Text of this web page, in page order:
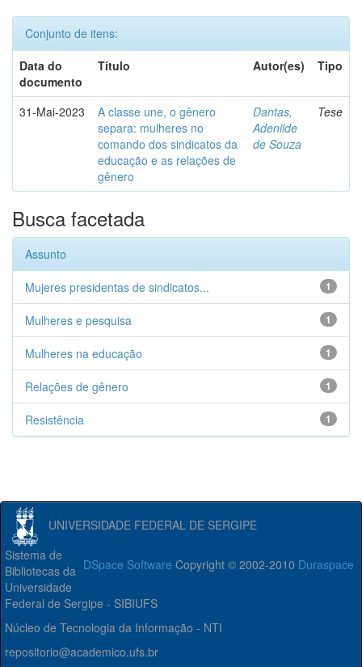
Conjunto de itens:
Data do
documento
Título Autor(es) Tipo
31-Mai-2023
A classe une, o gênero
separa: mulheres no
comando dos sindicatos da
educação e as relações de
gênero
Dantas,
Adenilde
de Souza
Tese
Busca facetada
Assunto
1
Mujeres presidentas de sindicatos...
1
Mulheres e pesquisa
1
Mulheres na educação
1
Relações de gênero
1
Resistência
UNIVERSIDADE FEDERAL DE SERGIPE
DSpace Software Copyright © 2002-2010 Duraspace
Sistema de
Bibliotecas da
Universidade
Federal de Sergipe - SIBIUFS
Núcleo de Tecnologia da Informação - NTI
repositorio@academico.ufs.br